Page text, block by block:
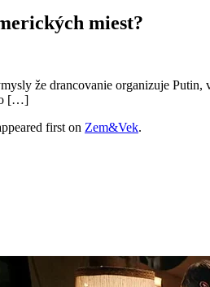
miest?
že drancovanie organizuje
[…]
first on Zem&Vek.